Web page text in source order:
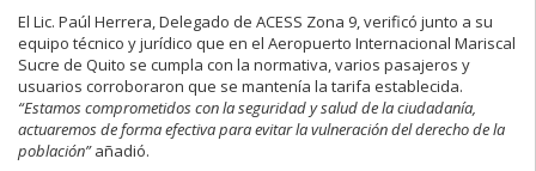
El Lic. Paúl Herrera, Delegado de ACESS Zona 9, verificó junto a su
equipo técnico y jurídico que en el Aeropuerto Internacional Mariscal
Sucre de Quito se cumpla con la normativa, varios pasajeros y
usuarios corroboraron que se mantenía la tarifa establecida.
“Estamos comprometidos con la seguridad y salud de la ciudadanía,
actuaremos de forma efectiva para evitar la vulneración del derecho de la
población”añadió.